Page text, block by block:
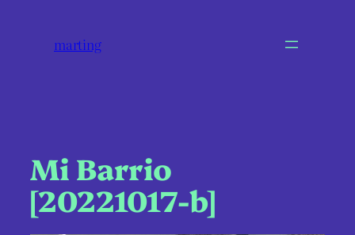
marting
Mi Barrio
[20221017-b]